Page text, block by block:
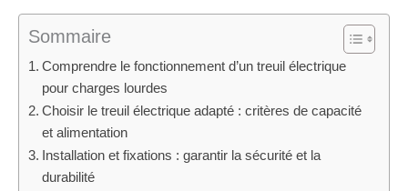
Sommaire
Comprendre le fonctionnement d’un treuil électrique
pour charges lourdes
Choisir le treuil électrique adapté : critères de capacité
et alimentation
Installation et fixations : garantir la sécurité et la
durabilité